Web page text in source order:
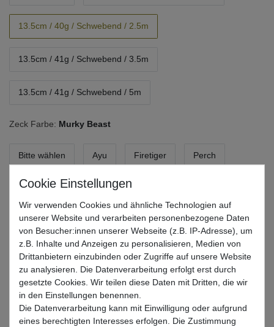
13.5cm / 40g / Schwebend / 2.5m
13.5cm / 41g / Schwebend / 3.5m
13.5cm / 41g / Schwebend / 5m
Zeck Farbe: Murky Beast
Bitte wählen Ayu Firetiger Perch
Purple Chartreuse Baitfish
Pike Murky Beast Clear Water Glam Perch
Ukki Orange Spotted Bullhead
17,95 EUR *
* inkl. ges. MwSt. zzgl. Versandkosten
Wir verwenden Cookies und ähnliche Technologien auf
unserer Website und verarbeiten personenbezogene Daten
von Besucher:innen unserer Webseite (z.B. IP-Adresse), um
z.B. Inhalte und Anzeigen zu personalisieren, Medien von
Drittanbietern einzubinden oder Zugriffe auf unsere Website
zu analysieren. Die Datenverarbeitung erfolgt erst durch
gesetzte Cookies. Wir teilen diese Daten mit Dritten, die wir
in den Einstellungen benennen.
Die Datenverarbeitung kann mit Einwilligung oder aufgrund
eines berechtigten Interesses erfolgen. Die Zustimmung